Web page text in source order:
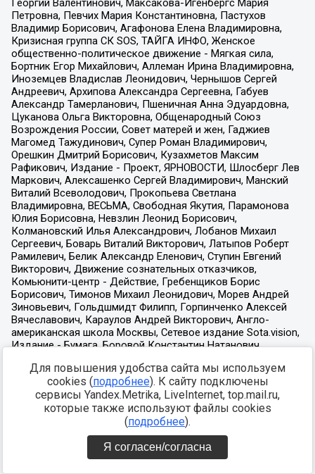
Для повышения удобства сайта мы используем
cookies (подробнее). К сайту подключены
сервисы Yandex.Metrika, LiveInternet, top.mail.ru,
которые также используют файлы cookies
(подробнее).
Я согласен/согласна